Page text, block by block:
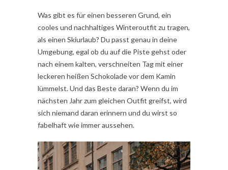
Was gibt es für einen besseren Grund, ein
cooles und nachhaltiges Winteroutfit zu tragen,
als einen Skiurlaub? Du passt genau in deine
Umgebung, egal ob du auf die Piste gehst oder
nach einem kalten, verschneiten Tag mit einer
leckeren heißen Schokolade vor dem Kamin
lümmelst. Und das Beste daran? Wenn du im
nächsten Jahr zum gleichen Outfit greifst, wird
sich niemand daran erinnern und du wirst so
fabelhaft wie immer aussehen.